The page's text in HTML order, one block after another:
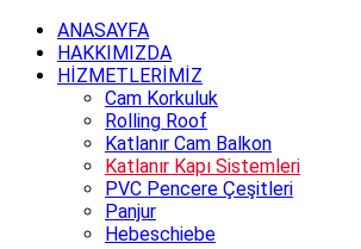
ANASAYFA
HAKKIMIZDA
HİZMETLERİMİZ
Cam Korkuluk
Rolling Roof
Katlanır Cam Balkon
Katlanır Kapı Sistemleri
PVC Pencere Çeşitleri
Panjur
Hebeschiebe